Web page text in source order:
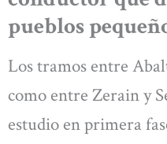
pueblos
Los tramos entre
como entre Zerain y
estudio en primera